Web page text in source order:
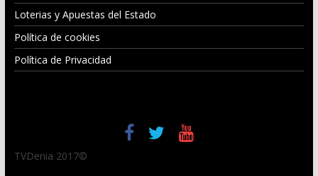
Loterias y Apuestas del Estado
Política de cookies
Política de Privacidad
TVDenia 2017©